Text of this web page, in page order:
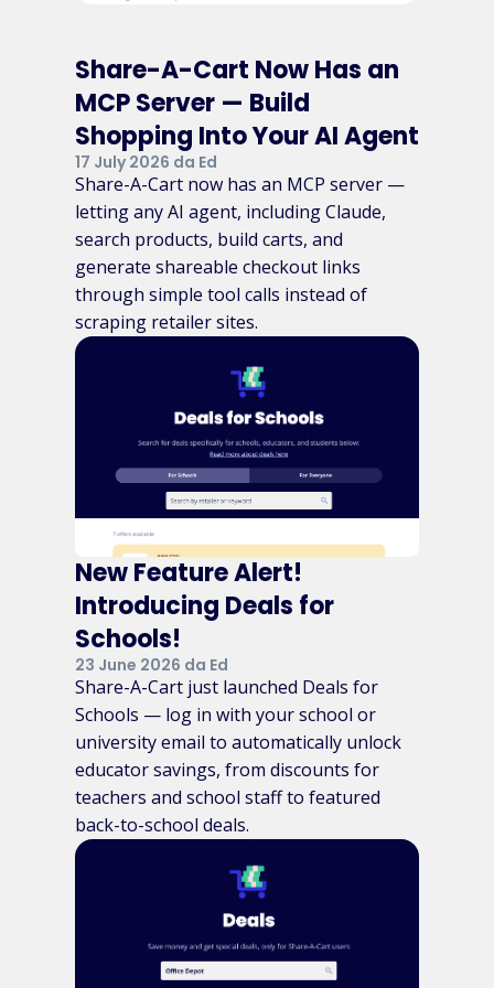
Share-A-Cart Now Has an
MCP Server — Build
Shopping Into Your AI Agent
17 July 2026 da Ed
Share-A-Cart now has an MCP server —
letting any AI agent, including Claude,
search products, build carts, and
generate shareable checkout links
through simple tool calls instead of
scraping retailer sites.
New Feature Alert!
Introducing Deals for
Schools!
23 June 2026 da Ed
Share-A-Cart just launched Deals for
Schools — log in with your school or
university email to automatically unlock
educator savings, from discounts for
teachers and school staff to featured
back-to-school deals.